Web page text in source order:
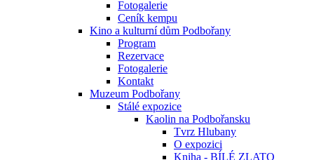
Fotogalerie
Ceník kempu
Kino a kulturní dům Podbořany
Program
Rezervace
Fotogalerie
Kontakt
Muzeum Podbořany
Stálé expozice
Kaolin na Podbořansku
Tvrz Hlubany
O expozici
Kniha - BÍLÉ ZLATO